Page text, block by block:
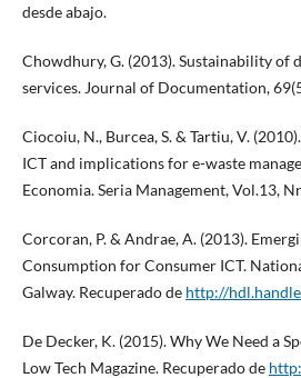
desde abajo.
Chowdhury, G. (2013). Sustainability of
services. Journal of Documentation,
Ciocoiu, N., Burcea, S. & Tartiu, V.
ICT and implications for e-waste
Economia. Seria Management, Vol.13,
Corcoran, P. & Andrae, A. (2013).
Consumption for Consumer ICT.
Galway. Recuperado de http://
De Decker, K. (2015). Why We Need a
Low Tech Magazine. Recuperado de